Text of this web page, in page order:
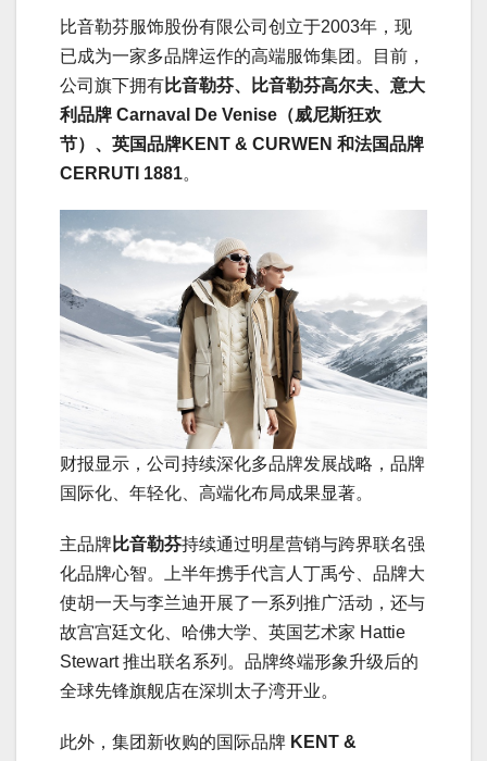
比音勒芬服饰股份有限公司创立于2003年，现
已成为一家多品牌运作的高端服饰集团。目前，
公司旗下拥有比音勒芬、比音勒芬高尔夫、意大
利品牌 Carnaval De Venise（威尼斯狂欢
节）、英国品牌KENT & CURWEN 和法国品牌
CERRUTI 1881。
财报显示，公司持续深化多品牌发展战略，品牌
国际化、年轻化、高端化布局成果显著。
主品牌比音勒芬持续通过明星营销与跨界联名强
化品牌心智。上半年携手代言人丁禹兮、品牌大
使胡一天与李兰迪开展了一系列推广活动，还与
故宫宫廷文化、哈佛大学、英国艺术家 Hattie
Stewart 推出联名系列。品牌终端形象升级后的
全球先锋旗舰店在深圳太子湾开业。
此外，集团新收购的国际品牌 KENT &